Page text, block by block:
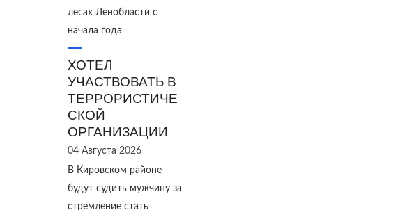
лесах Ленобласти с
начала года
ХОТЕЛ
УЧАСТВОВАТЬ В
ТЕРРОРИСТИЧЕ
СКОЙ
ОРГАНИЗАЦИИ
04 Августа 2026
В Кировском районе
будут судить мужчину за
стремление стать